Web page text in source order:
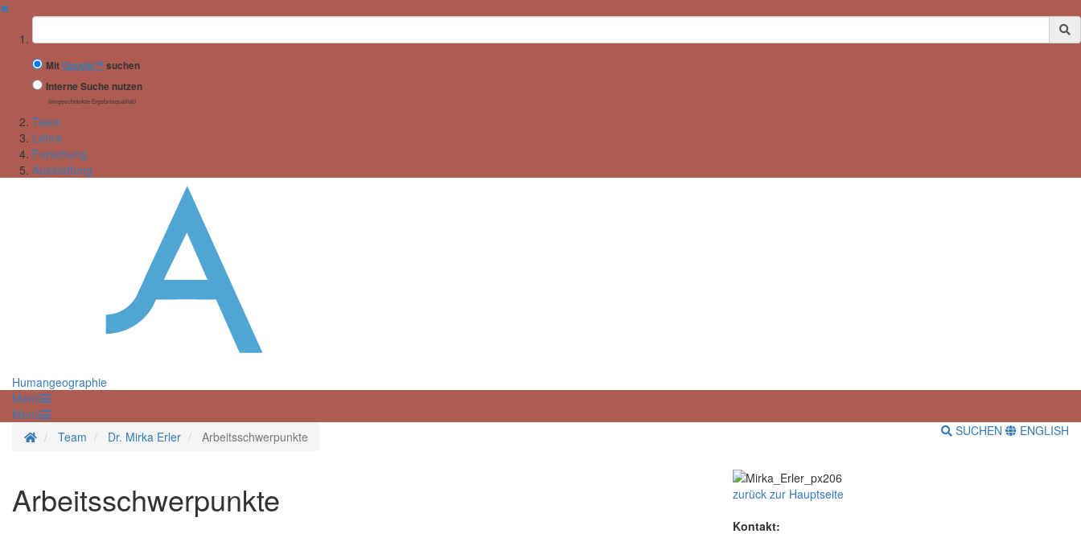
✖
Suchbegriff
MitGoogle™ suchen
Interne Suche nutzen
(eingeschränkte Ergebnisqualität)
Team
Lehre
Forschung
Ausstattung
Humangeographie
Menü
Menü
Startseite
Team Dr. Mirka Erler Arbeitsschwerpunkte SUCHEN ENGLISH
Arbeitsschwerpunkte
zurück zur Hauptseite
Kontakt: